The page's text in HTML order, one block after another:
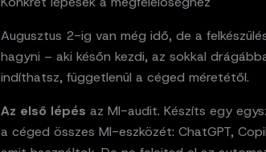
Augusztus 2-ig van még idő, de a
hagyni – aki későn kezdi, az sokkal
indíthatsz, függetlenül a céged méretétől.
Az első lépés az MI-audit. Készíts egy
a céged összes MI-eszközét: ChatGPT,